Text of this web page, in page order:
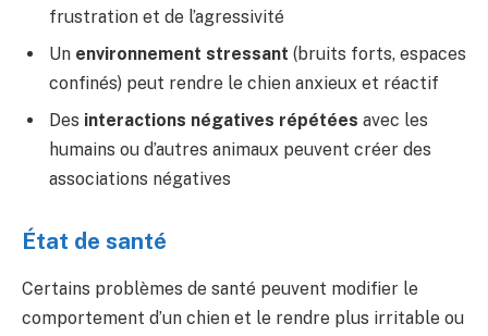
frustration et de l’agressivité
Un environnement stressant (bruits forts, espaces
confinés) peut rendre le chien anxieux et réactif
Des interactions négatives répétées avec les
humains ou d’autres animaux peuvent créer des
associations négatives
État de santé
Certains problèmes de santé peuvent modifier le
comportement d’un chien et le rendre plus irritable ou